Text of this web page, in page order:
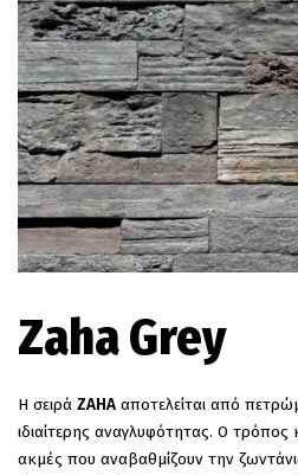
EL
EN
Zaha Grey
Η σειρά ΖΑΗΑ αποτελείται από
ιδιαίτερης αναγλυφότητας. Ο τρόπος
ακμές που αναβαθμίζουν την